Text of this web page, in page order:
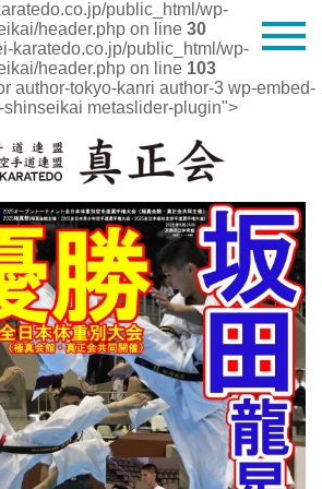
public_html/wp-
header.php on line 30
karatedo.co.jp/public_html/wp-
header.php on line 103
author-tokyo-kanri author-3 wp-embed-
metaslider-plugin">